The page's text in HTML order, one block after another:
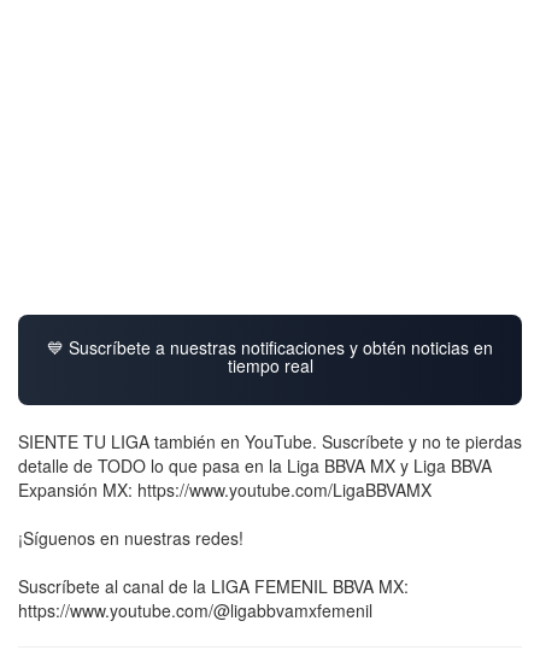
💙 Suscríbete a nuestras notificaciones y obtén noticias en
tiempo real
SIENTE TU LIGA también en YouTube. Suscríbete y no te pierdas
detalle de TODO lo que pasa en la Liga BBVA MX y Liga BBVA
Expansión MX: https://www.youtube.com/LigaBBVAMX
¡Síguenos en nuestras redes!
Suscríbete al canal de la LIGA FEMENIL BBVA MX:
https://www.youtube.com/@ligabbvamxfemenil